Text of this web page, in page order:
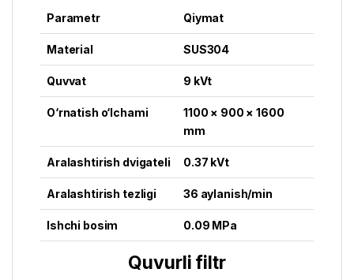
Parametr Qiymat
Material SUS304
Quvvat 9 kVt
O‘rnatish o‘lchami
1100 × 900 × 1600
mm
Aralashtirish dvigateli 0.37 kVt
Aralashtirish tezligi 36 aylanish/min
Ishchi bosim 0.09 MPa
Quvurli filtr